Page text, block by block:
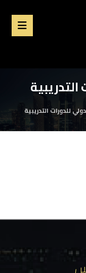
للدورات التدريبية